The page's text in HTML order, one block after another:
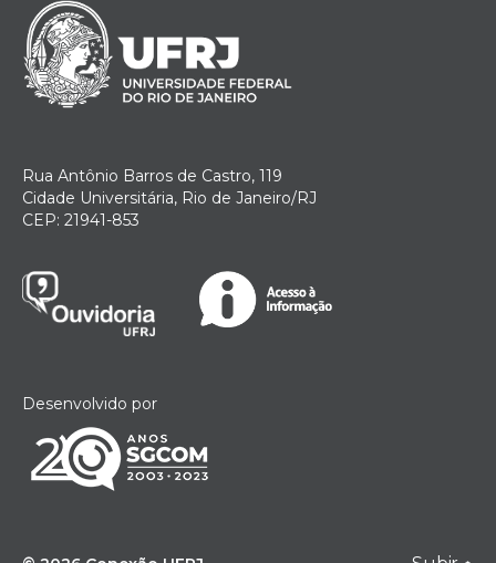
Rua Antônio Barros de Castro, 119
Cidade Universitária, Rio de Janeiro/RJ
CEP: 21941-853
Desenvolvido por